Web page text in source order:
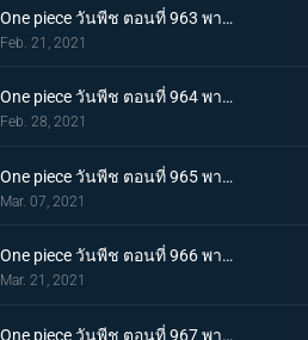
One piece วันพีช ตอนที่ 963 พากย์ไทย ความมุ่งมั่นของโอเด้ง! การทดสอบของหนวดขาว!
Feb. 21, 2021
One piece วันพีช ตอนที่ 964 พากย์ไทย น้องชายของหนวดขาว! การผจญภัยของโอเด้ง!
Feb. 28, 2021
One piece วันพีช ตอนที่ 965 พากย์ไทย ดวลดาบ! โรเจอร์กับหนวดขาว!
Mar. 07, 2021
One piece วันพีช ตอนที่ 966 พากย์ไทย ความปรารถนาของโรเจอร์! การเดินทางครั้งใหม่
Mar. 21, 2021
One piece วันพีช ตอนที่ 967 พากย์ไทย อุทิศชีวิต! การผจญภัยของโรเจอร์!